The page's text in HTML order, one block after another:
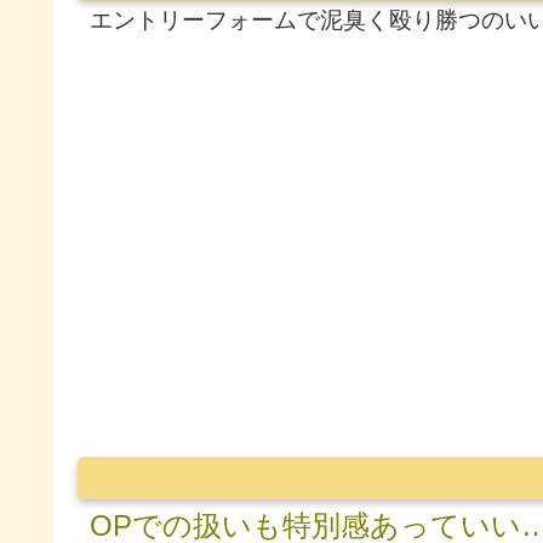
エントリーフォームで泥臭く殴り勝つのい
OPでの扱いも特別感あっていい